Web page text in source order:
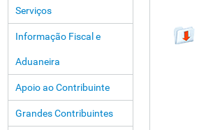
Serviços
Informação Fiscal e
Aduaneira
Apoio ao Contribuinte
Grandes Contribuintes